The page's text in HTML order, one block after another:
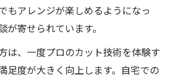
もアレンジが楽しめるようになっ
が寄せられています。
は、一度プロのカット技術を体験す
足度が大きく向上します。自宅での